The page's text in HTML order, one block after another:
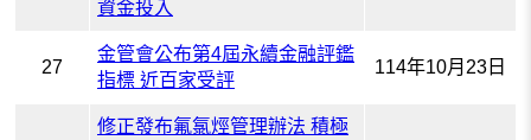
資金投入
27
金管會公布第4屆永續金融評鑑
指標 近百家受評
114年10月23日
修正發布氟氯烴管理辦法 積極